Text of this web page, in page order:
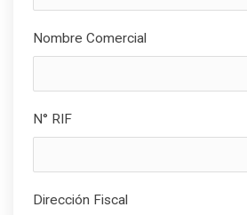
Nombre Comercial
N° RIF
Dirección Fiscal